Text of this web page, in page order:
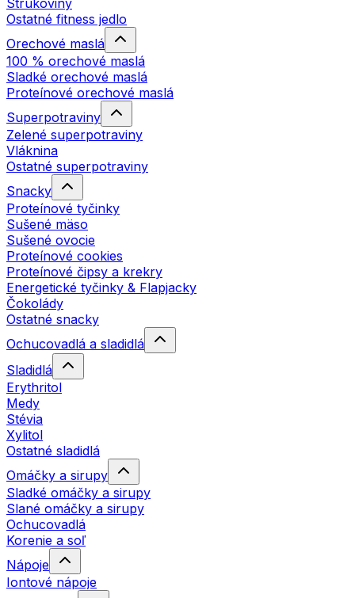
Strukoviny
Ostatné fitness jedlo
Orechové maslá
100 % orechové maslá
Sladké orechové maslá
Proteínové orechové maslá
Superpotraviny
Zelené superpotraviny
Vláknina
Ostatné superpotraviny
Snacky
Proteínové tyčinky
Sušené mäso
Sušené ovocie
Proteínové cookies
Proteínové čipsy a krekry
Energetické tyčinky & Flapjacky
Čokolády
Ostatné snacky
Ochucovadlá a sladidlá
Sladidlá
Erythritol
Medy
Stévia
Xylitol
Ostatné sladidlá
Omáčky a sirupy
Sladké omáčky a sirupy
Slané omáčky a sirupy
Ochucovadlá
Korenie a soľ
Nápoje
Iontové nápoje